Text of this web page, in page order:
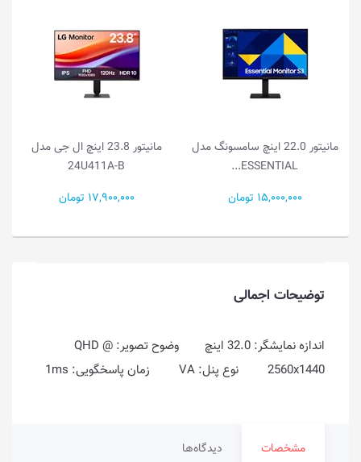
اینچ سامسونگ مدل
مانیتور 23.8 اینچ ال جی مدل
17,900,000 تومان
مانیتور 21.5
15,000,000 تومان
توضیحات اجمالی
اندازه نمایشگر: 32.0 اینچ وضوح تصویر: QHD @
2560x1440 نوع پنل: VA زمان پاسخگویی: 1ms
مشخصات دیدگاه‌ها